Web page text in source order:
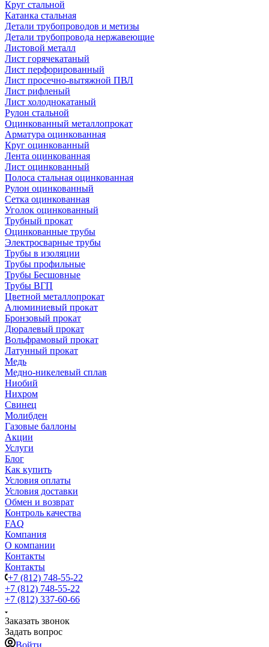
Круг стальной
Катанка стальная
Детали трубопроводов и метизы
Детали трубопровода нержавеющие
Листовой металл
Лист горячекатаный
Лист перфорированный
Лист просечно-вытяжной ПВЛ
Лист рифленый
Лист холоднокатаный
Рулон стальной
Оцинкованный металлопрокат
Арматура оцинкованная
Круг оцинкованный
Лента оцинкованная
Лист оцинкованный
Полоса стальная оцинкованная
Рулон оцинкованный
Сетка оцинкованная
Уголок оцинкованный
Трубный прокат
Оцинкованные трубы
Электросварные трубы
Трубы в изоляции
Трубы профильные
Трубы Бесшовные
Трубы ВГП
Цветной металлопрокат
Алюминиевый прокат
Бронзовый прокат
Дюралевый прокат
Вольфрамовый прокат
Латунный прокат
Медь
Медно-никелевый сплав
Ниобий
Нихром
Свинец
Молибден
Газовые баллоны
Акции
Услуги
Блог
Как купить
Условия оплаты
Условия доставки
Обмен и возврат
Контроль качества
FAQ
Компания
О компании
Контакты
Контакты
+7 (812) 748-55-22
+7 (812) 748-55-22
+7 (812) 337-60-66
Заказать звонок
Задать вопрос
Войти